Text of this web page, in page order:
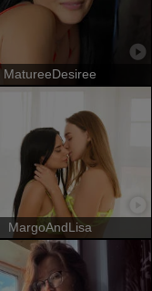
MatureeDesiree
MargoAndLisa